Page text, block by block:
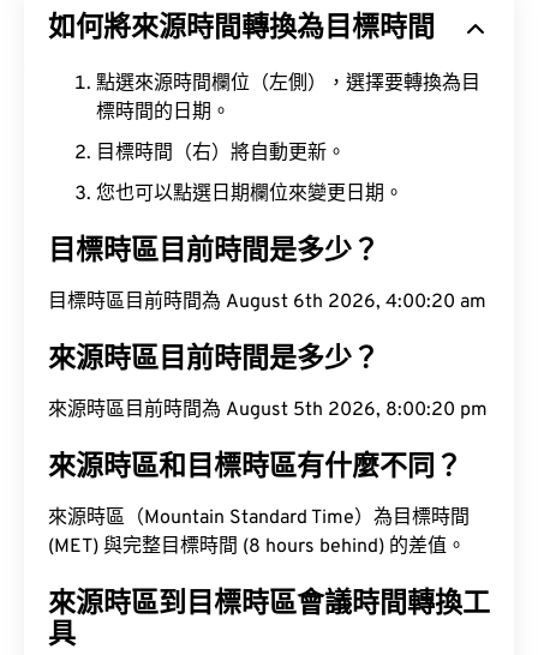
如何將來源時間轉換為目標時間
點選來源時間欄位（左側），選擇要轉換為目
標時間的日期。
目標時間（右）將自動更新。
您也可以點選日期欄位來變更日期。
目標時區目前時間是多少？
目標時區目前時間為 August 6th 2026, 4:00:20 am
來源時區目前時間是多少？
來源時區目前時間為 August 5th 2026, 8:00:20 pm
來源時區和目標時區有什麼不同？
來源時區（Mountain Standard Time）為目標時間
(MET) 與完整目標時間 (8 hours behind) 的差值。
來源時區到目標時區會議時間轉換工
具